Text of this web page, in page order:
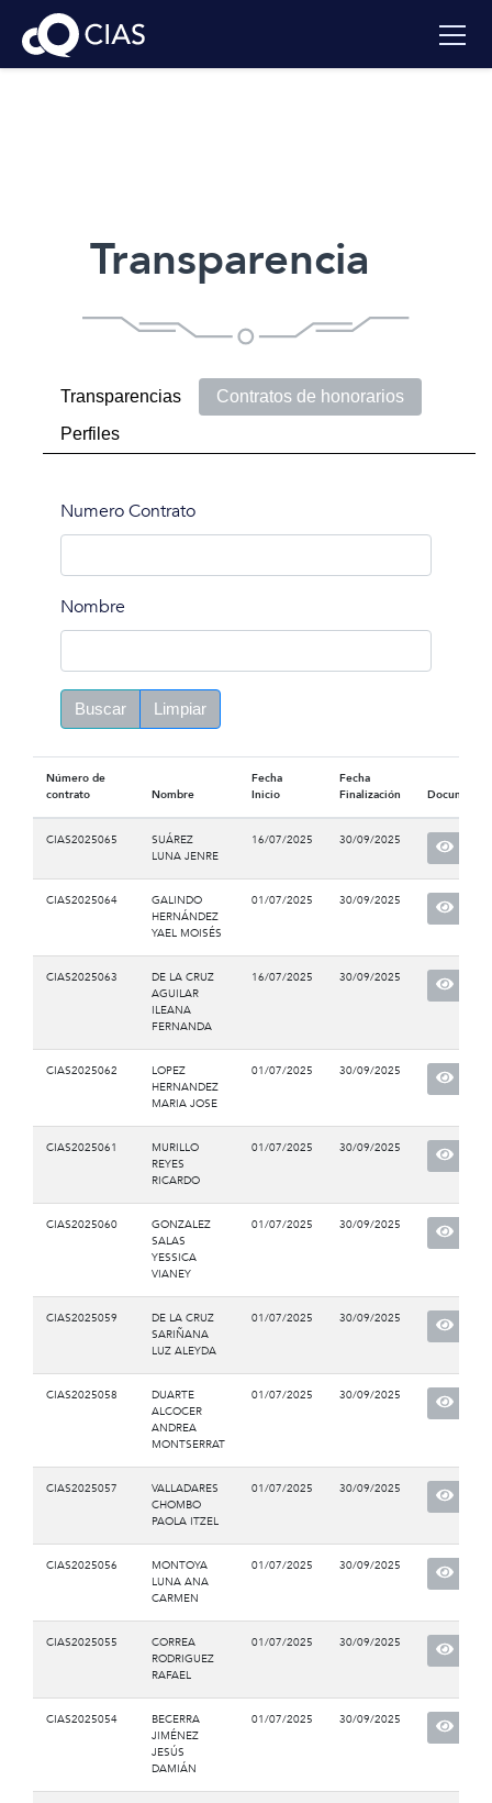
Transparencia
Transparencias
Contratos de honorarios
Perfiles
Numero Contrato
Nombre
Buscar Limpiar
Número de
contrato
Nombre
Fecha
Inicio
Fecha
Finalización
Documento
CIAS2025065
SUÁREZ
LUNA JENRE
16/07/2025 30/09/2025
CIAS2025064
GALINDO
HERNÁNDEZ
YAEL MOISÉS
01/07/2025 30/09/2025
CIAS2025063
DE LA CRUZ
AGUILAR
ILEANA
FERNANDA
16/07/2025 30/09/2025
CIAS2025062
LOPEZ
HERNANDEZ
MARIA JOSE
01/07/2025 30/09/2025
CIAS2025061
MURILLO
REYES
RICARDO
01/07/2025 30/09/2025
CIAS2025060
GONZALEZ
SALAS
YESSICA
VIANEY
01/07/2025 30/09/2025
CIAS2025059
DE LA CRUZ
SARIÑANA
LUZ ALEYDA
01/07/2025 30/09/2025
CIAS2025058
DUARTE
ALCOCER
ANDREA
MONTSERRAT
01/07/2025 30/09/2025
CIAS2025057
VALLADARES
CHOMBO
PAOLA ITZEL
01/07/2025 30/09/2025
CIAS2025056
MONTOYA
LUNA ANA
CARMEN
01/07/2025 30/09/2025
CIAS2025055
CORREA
RODRIGUEZ
RAFAEL
01/07/2025 30/09/2025
CIAS2025054
BECERRA
JIMÉNEZ
JESÚS
DAMIÁN
01/07/2025 30/09/2025